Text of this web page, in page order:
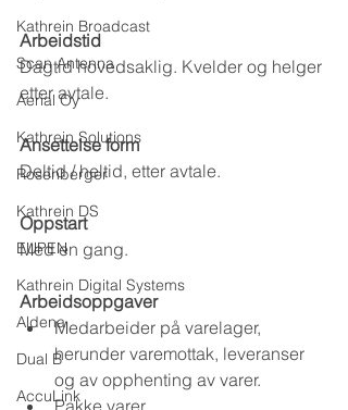
Kathrein Broadcast
Scan Antenna
Aerial Oy
Kathrein Solutions
Rosenberger
Kathrein DS
EUPEN
Kathrein Digital Systems
Aldena
Dual B
AccuLink
Arbeidstid
Dagtid hovedsaklig. Kvelder og helger
etter avtale.
Ansettelse form
Deltid / heltid, etter avtale.
Oppstart
Med en gang.
Arbeidsoppgaver
Medarbeider på varelager,
herunder varemottak, leveranser
og av opphenting av varer.
Pakke varer.